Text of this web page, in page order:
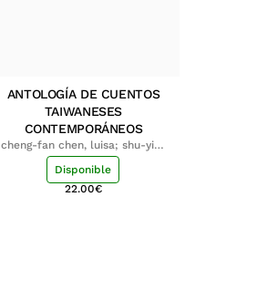
ANTOLOGÍA DE CUENTOS
TAIWANESES
CONTEMPORÁNEOS
cheng-fan chen, luisa; shu-ying
chang, luisa
Disponible
22.00€